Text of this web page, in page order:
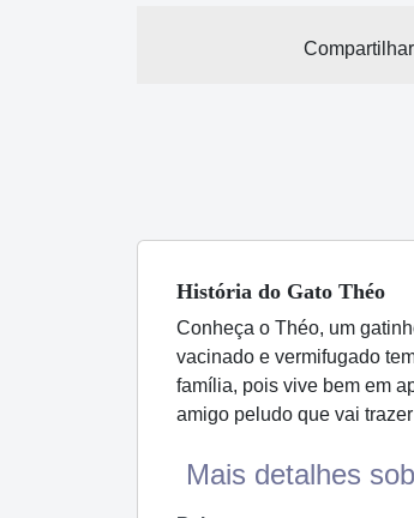
Compartilhar
História do Gato Théo
Conheça o Théo, um
vacinado e vermifugado
família, pois vive bem em
amigo peludo que vai
Mais detalhes